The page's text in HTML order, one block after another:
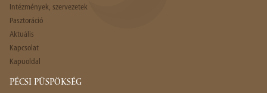
Intézmények, szervezetek
Pasztoráció
Aktuális
Kapcsolat
Kapuoldal
PÉCSI PÜSPÖKSÉG